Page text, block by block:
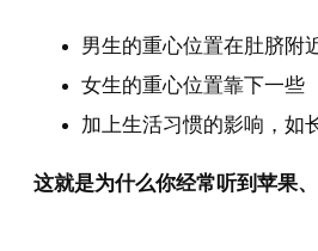
男生的重心位置在肚脐附
女生的重心位置靠下一些
加上生活习惯的影响，如
这就是为什么你经常听到苹果